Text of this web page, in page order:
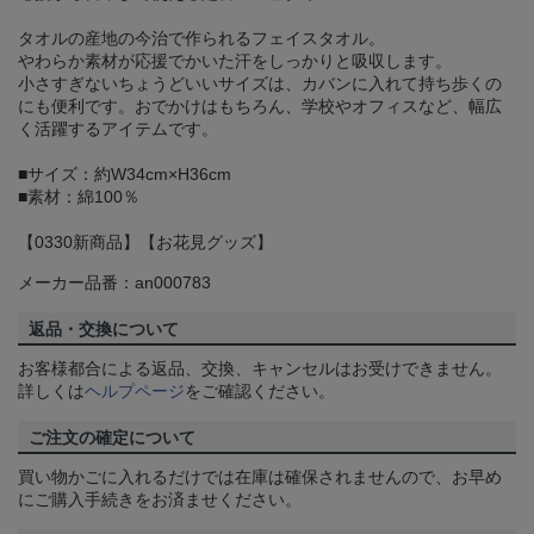
タオルの産地の今治で作られるフェイスタオル。
やわらか素材が応援でかいた汗をしっかりと吸収します。
小さすぎないちょうどいいサイズは、カバンに入れて持ち歩くの
にも便利です。おでかけはもちろん、学校やオフィスなど、幅広
く活躍するアイテムです。
■サイズ：約W34cm×H36cm
■素材：綿100％
【0330新商品】【お花見グッズ】
メーカー品番：an000783
返品・交換について
お客様都合による返品、交換、キャンセルはお受けできません。
詳しくはヘルプページをご確認ください。
ご注文の確定について
買い物かごに入れるだけでは在庫は確保されませんので、お早め
にご購入手続きをお済ませください。